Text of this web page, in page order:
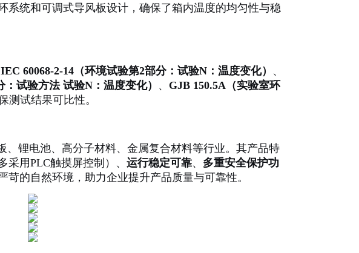
系统和可调式导风板设计，确保了箱内温度的均匀性与稳
IEC 60068-2-14（环境试验第2部分：试验N：温度变化） 、
试验方法 试验N：温度变化）
、 GJB 150.5A（实验室环
测试结果可比性。
、锂电池、高分子材料、金属复合材料等行业。其产品特
采用PLC触摸屏控制）、 运行稳定可靠、 多重安全保护功
的自然环境，助力企业提升产品质量与可靠性。